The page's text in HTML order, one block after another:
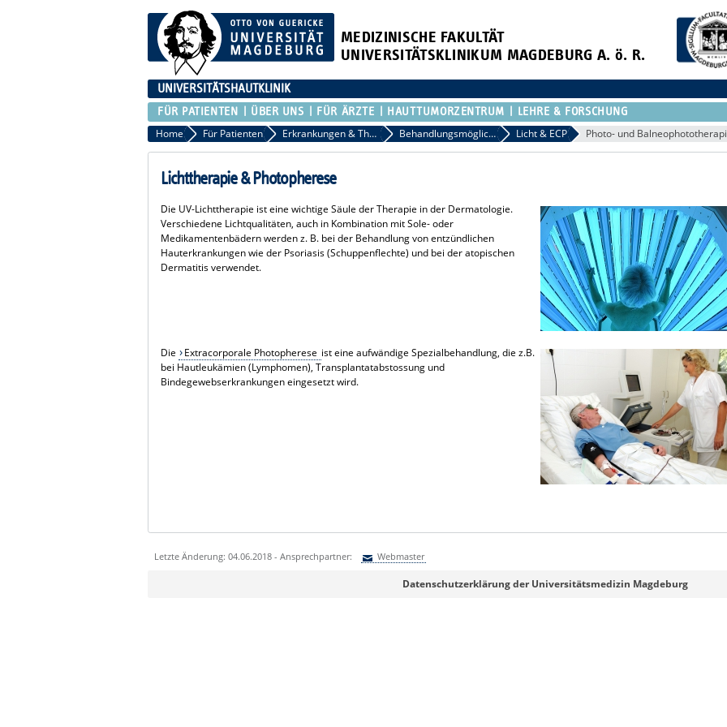
MEDIZINISCHE FAKULTÄT
UNIVERSITÄTSKLINIKUM MAGDEBURG A. ö. R.
UNIVERSITÄTSHAUTKLINIK
FÜR PATIENTEN ÜBER UNS FÜR ÄRZTE HAUTTUMORZENTRUM LEHRE & FORSCHUNG
Home Für Patienten Erkrankungen & Therapien Behandlungsmöglichkeiten Licht & ECP Photo- und
Lichttherapie & Photopherese
Die UV-Lichttherapie ist eine wichtige Säule der Therapie in der Dermatologie.
Verschiedene Lichtqualitäten,auch in Kombination mit Sole- oder
Medikamentenbädern werden z. B. bei der Behandlung von entzündlichen
Hauterkrankungen wie der Psoriasis (Schuppenflechte) und bei der atopischen
Dermatitis verwendet.
Die Extracorporale Photopherese ist eine aufwändige Spezialbehandlung, die z.B.
bei Hautleukämien (Lymphomen), Transplantatabstossung und
Bindegewebserkrankungen eingesetzt wird.
Letzte Änderung: 04.06.2018 - Ansprechpartner: Webmaster
WebmasterDatenschutzerklärung der Universitätsmedizin Magdeburg